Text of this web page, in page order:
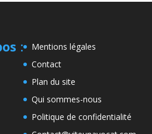
:
Mentions légales
Contact
Plan du site
Qui sommes-nous
Politique de confidentialité